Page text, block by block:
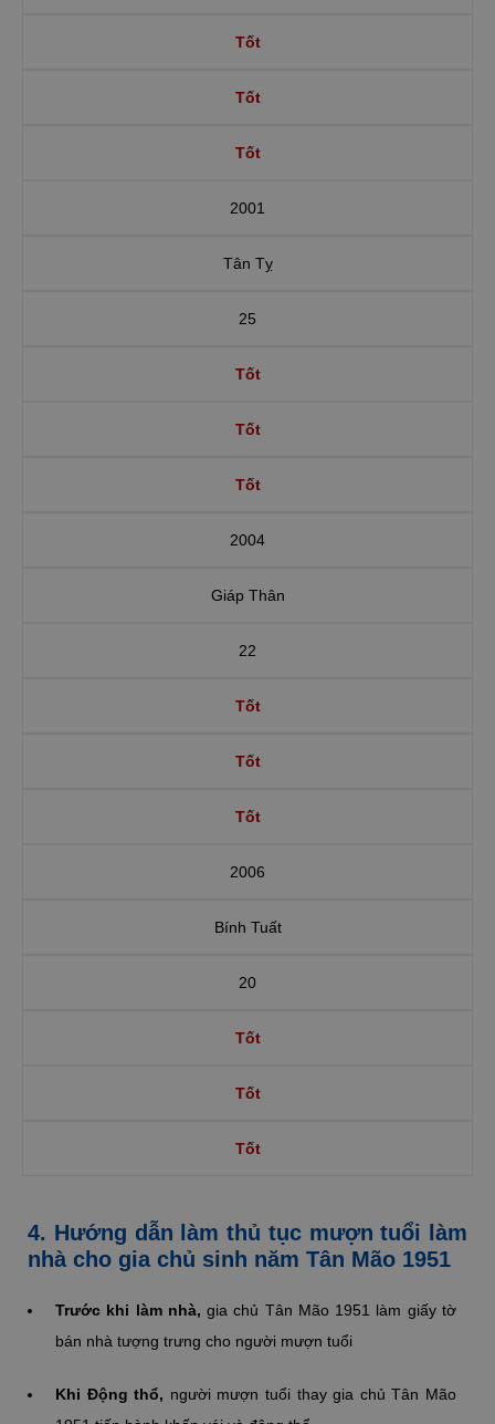
Tốt
Tốt
Tốt
2001
Tân Tỵ
25
Tốt
Tốt
Tốt
2004
Giáp Thân
22
Tốt
Tốt
Tốt
2006
Bính Tuất
20
Tốt
Tốt
Tốt
4. Hướng dẫn làm thủ tục mượn tuổi làm
nhà cho gia chủ sinh năm Tân Mão 1951
Trước khi làm nhà, gia chủ Tân Mão 1951 làm giấy tờ
bán nhà tượng trưng cho người mượn tuổi
Khi Động thổ, người mượn tuổi thay gia chủ Tân Mão